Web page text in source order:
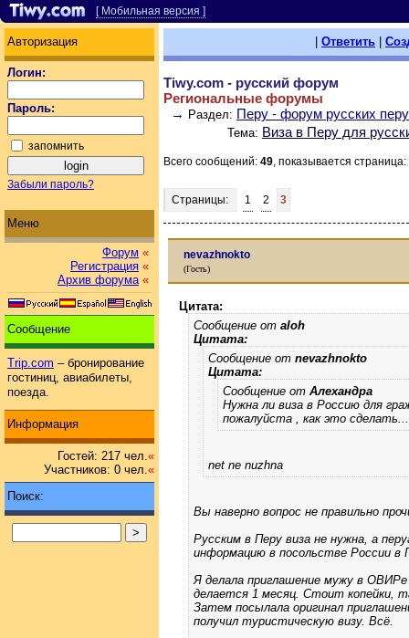
[ Мобильная версия ]
Авторизация
Логин:
Пароль:
запомнить
Забыли пароль?
Меню
Форум «
Регистрация «
Архив форума «
Сообщение
Trip.com – бронирование
гостиниц, авиабилеты,
поезда.
Информация
Гостей: 217 чел.«
Участников: 0 чел.«
Поиск:
Ответить
Tiwy.com - русский форум
Региональные форумы
→ Раздел: Перу - форум русских
Тема: Виза в Перу для
Всего сообщений: 49, показывается страница:
Страницы: 1 2 3
nevazhnokto
(Гость)
Цитата:
Сообщение от aloh
Цитата:
Сообщение от nevazhnokto
Цитата:
Сообщение от Алехандра
Нужна ли виза в Россию для
пожалуйста , как это
net ne nuzhna
Вы наверно вопрос не правильно
Русским в Перу виза не нужна, а
информацию в посольстве России в
Я делала приглашение мужу в
делается 1 месяц. Стоит копейки,
Затем посылала оригинал
получил туристическую визу. Всё.